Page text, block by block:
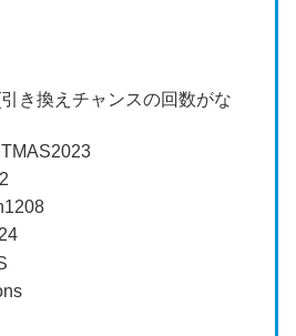
き換えチャンスの回数がな